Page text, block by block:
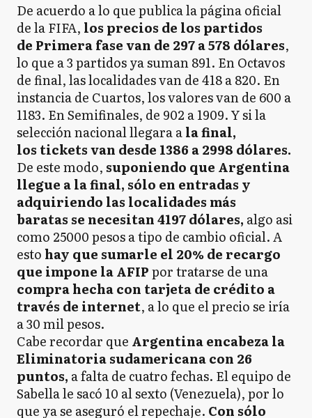
De acuerdo a lo que publica la página oficial
de la FIFA, los precios de los partidos
de Primera fase van de 297 a 578 dólares,
lo que a 3 partidos ya suman 891. En Octavos
de final, las localidades van de 418 a 820. En
instancia de Cuartos, los valores van de 600 a
1183. En Semifinales, de 902 a 1909. Y si la
selección nacional llegara ala final,
los tickets van desde 1386 a 2998 dólares.
De este modo, suponiendo que Argentina
llegue a la final, sólo en entradas y
adquiriendo las localidades más
baratas se necesitan 4197 dólares, algo asi
como 25000 pesos a tipo de cambio oficial. A
esto hay que sumarle el 20% de recargo
que impone la AFIPpor tratarse de una
compra hecha con tarjeta de crédito a
través de internet, a lo que el precio se iría
a 30 mil pesos.
Cabe recordar que Argentina encabeza la
Eliminatoria sudamericana con 26
puntos, a falta de cuatro fechas. El equipo de
Sabella le sacó 10 al sexto (Venezuela), por lo
que ya se aseguró el repechaje. Con sólo